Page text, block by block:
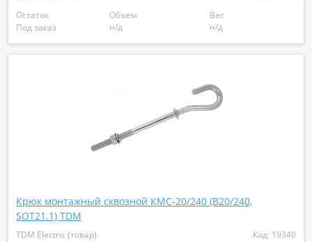
Остаток
Под заказ
Объем
н/д
Вес
н/д
Крюк монтажный сквозной КМС-20/240 (В20/240,
SOT21.1) TDM
TDM Electric (товар)
Код: 19340